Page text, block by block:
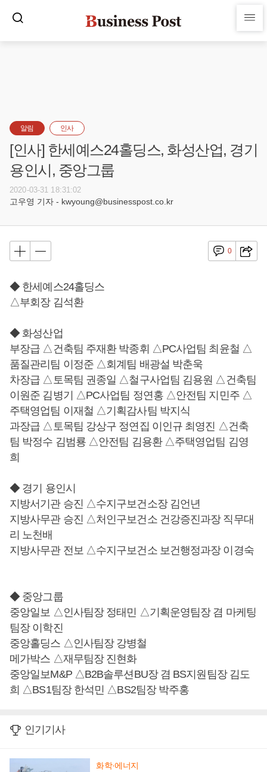
알림 인사
[인사] 한세예스24홀딩스, 화성산업, 경기
용인시, 중앙그룹
2020-03-31 18:31:02
고우영 기자 - kwyoung@businesspost.co.kr
0
◆ 한세예스24홀딩스
△부회장 김석환
◆ 화성산업
부장급 △건축팀 주재환 박종휘 △PC사업팀 최윤철 △
품질관리팀 이정준 △회계팀 배광설 박춘욱
차장급 △토목팀 권종일 △철구사업팀 김용원 △건축팀
이원준 김병기 △PC사업팀 정연홍 △안전팀 지민주 △
주택영업팀 이재철 △기획감사팀 박지식
과장급 △토목팀 강상구 정연집 이인규 최영진 △건축
팀 박정수 김범룡 △안전팀 김용환 △주택영업팀 김영
희
◆ 경기 용인시
지방서기관 승진 △수지구보건소장 김언년
지방사무관 승진 △처인구보건소 건강증진과장 직무대
리 노천배
지방사무관 전보 △수지구보건소 보건행정과장 이경숙
◆ 중앙그룹
중앙일보 △인사팀장 정태민 △기획운영팀장 겸 마케팅
팀장 이학진
중앙홀딩스 △인사팀장 강병철
메가박스 △재무팀장 진현화
중앙일보M&P △B2B솔루션BU장 겸 BS지원팀장 김도
희 △BS1팀장 한석민 △BS2팀장 박주홍
인기기사
화학·에너지